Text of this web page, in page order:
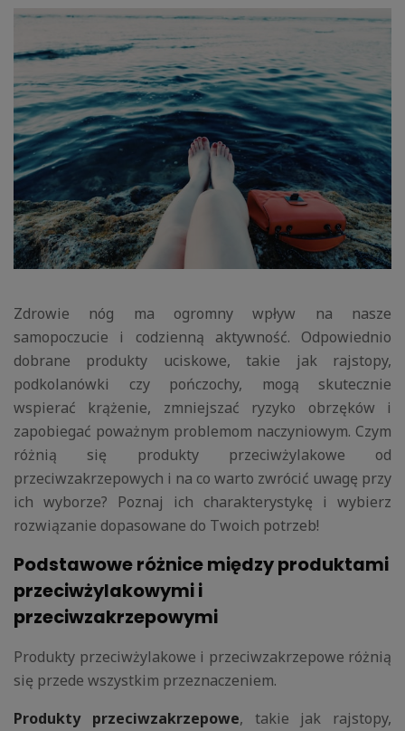
Zdrowie nóg ma ogromny wpływ na nasze
samopoczucie i codzienną aktywność. Odpowiednio
dobrane produkty uciskowe, takie jak rajstopy,
podkolanówki czy pończochy, mogą skutecznie
wspierać krążenie, zmniejszać ryzyko obrzęków i
zapobiegać poważnym problemom naczyniowym. Czym
różnią się produkty przeciwżylakowe od
przeciwzakrzepowych i na co warto zwrócić uwagę przy
ich wyborze? Poznaj ich charakterystykę i wybierz
rozwiązanie dopasowane do Twoich potrzeb!
Podstawowe różnice między produktami
przeciwżylakowymi i
przeciwzakrzepowymi
Produkty przeciwżylakowe i przeciwzakrzepowe różnią
się przede wszystkim przeznaczeniem.
Produkty przeciwzakrzepowe, takie jak rajstopy,